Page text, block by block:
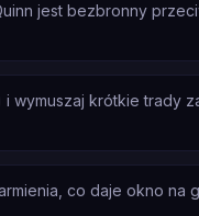
jest bezbronny
wymuszaj krótkie trady
co daje okno na